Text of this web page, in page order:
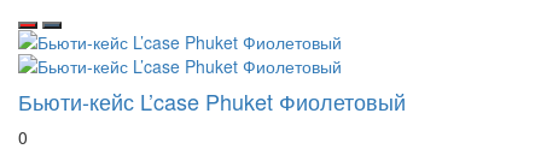
Бьюти-кейс L’case Phuket Фиолетовый
0